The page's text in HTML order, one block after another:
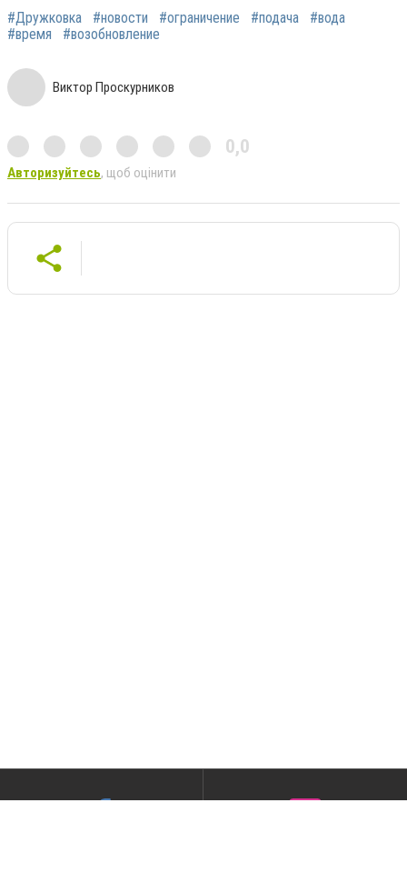
#Дружковка #новости #ограничение #подача
#вода
#время
#возобновление
Виктор Проскурников
0,0
Авторизуйтесь, щоб оцінити